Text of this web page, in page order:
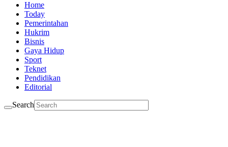
Home
Today
Pemerintahan
Hukrim
Bisnis
Gaya Hidup
Sport
Teknet
Pendidikan
Editorial
Search